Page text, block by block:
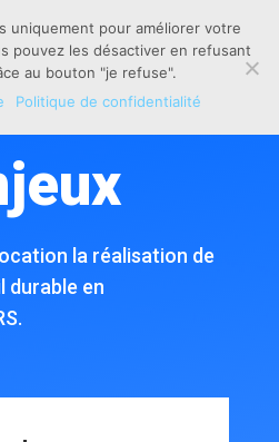
la réalisation de
durable en
uniquement pour améliorer votre
pouvez les désactiver en refusant
au bouton "je refuse".
Politique de confidentialité